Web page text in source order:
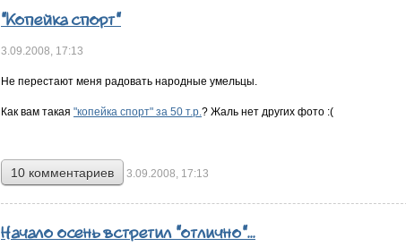
"Копейка спорт"
3.09.2008, 17:13
Не перестают меня радовать народные умельцы.
Как вам такая "копейка спорт" за 50 т.р.? Жаль нет других фото :(
10 комментариев 3.09.2008, 17:13
Начало осень встретил "отлично"...